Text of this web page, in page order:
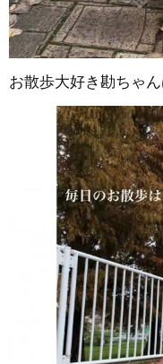
お散歩大好き勘ちゃ